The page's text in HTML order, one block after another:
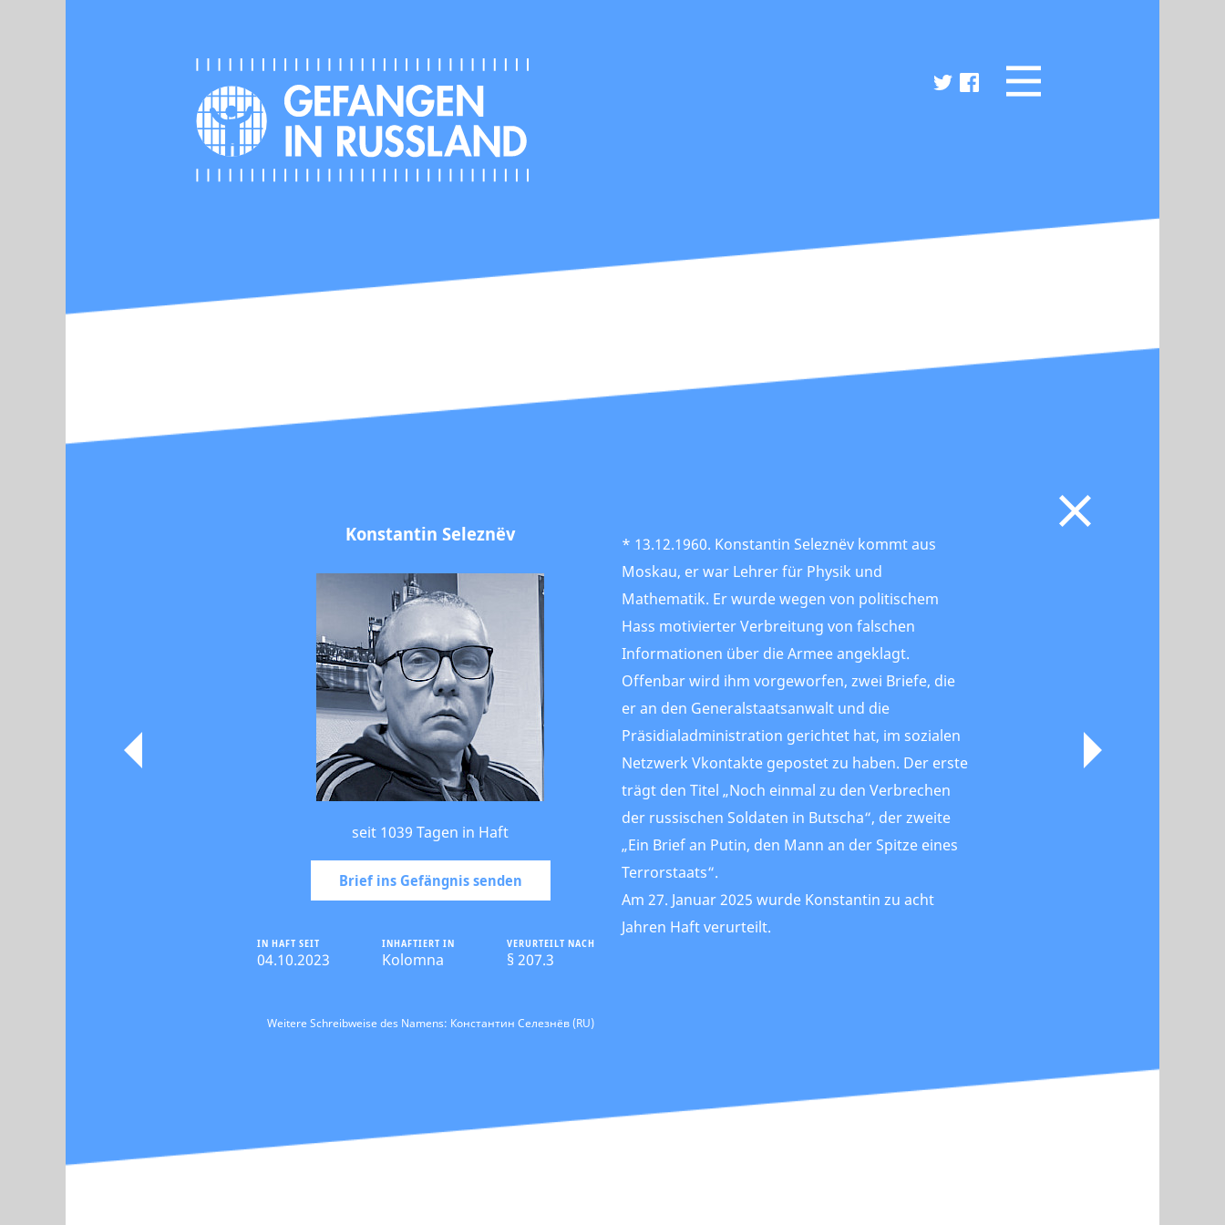
Konstantin Seleznёv
seit 1039 Tagen in Haft
Brief ins Gefängnis senden
IN HAFT SEIT
04.10.2023
INHAFTIERT IN
Kolomna
VERURTEILT NACH
§ 207.3
Weitere Schreibweise des Namens: Константин Селезнёв (RU)
* 13.12.1960. Konstantin Seleznёv kommt aus
Moskau, er war Lehrer für Physik und
Mathematik. Er wurde wegen von politischem
Hass motivierter Verbreitung von falschen
Informationen über die Armee angeklagt.
Offenbar wird ihm vorgeworfen, zwei Briefe, die
er an den Generalstaatsanwalt und die
Präsidialadministration gerichtet hat, im sozialen
Netzwerk Vkontakte gepostet zu haben. Der erste
trägt den Titel „Noch einmal zu den Verbrechen
der russischen Soldaten in Butscha“, der zweite
„Ein Brief an Putin, den Mann an der Spitze eines
Terrorstaats“.
Am 27. Januar 2025 wurde Konstantin zu acht
Jahren Haft verurteilt.